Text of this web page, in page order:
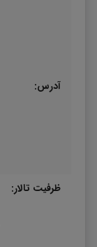
آدرس:
ظرفیت تالار: